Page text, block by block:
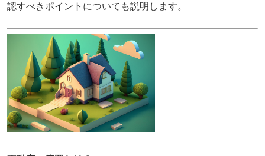
認すべきポイントについても説明します。